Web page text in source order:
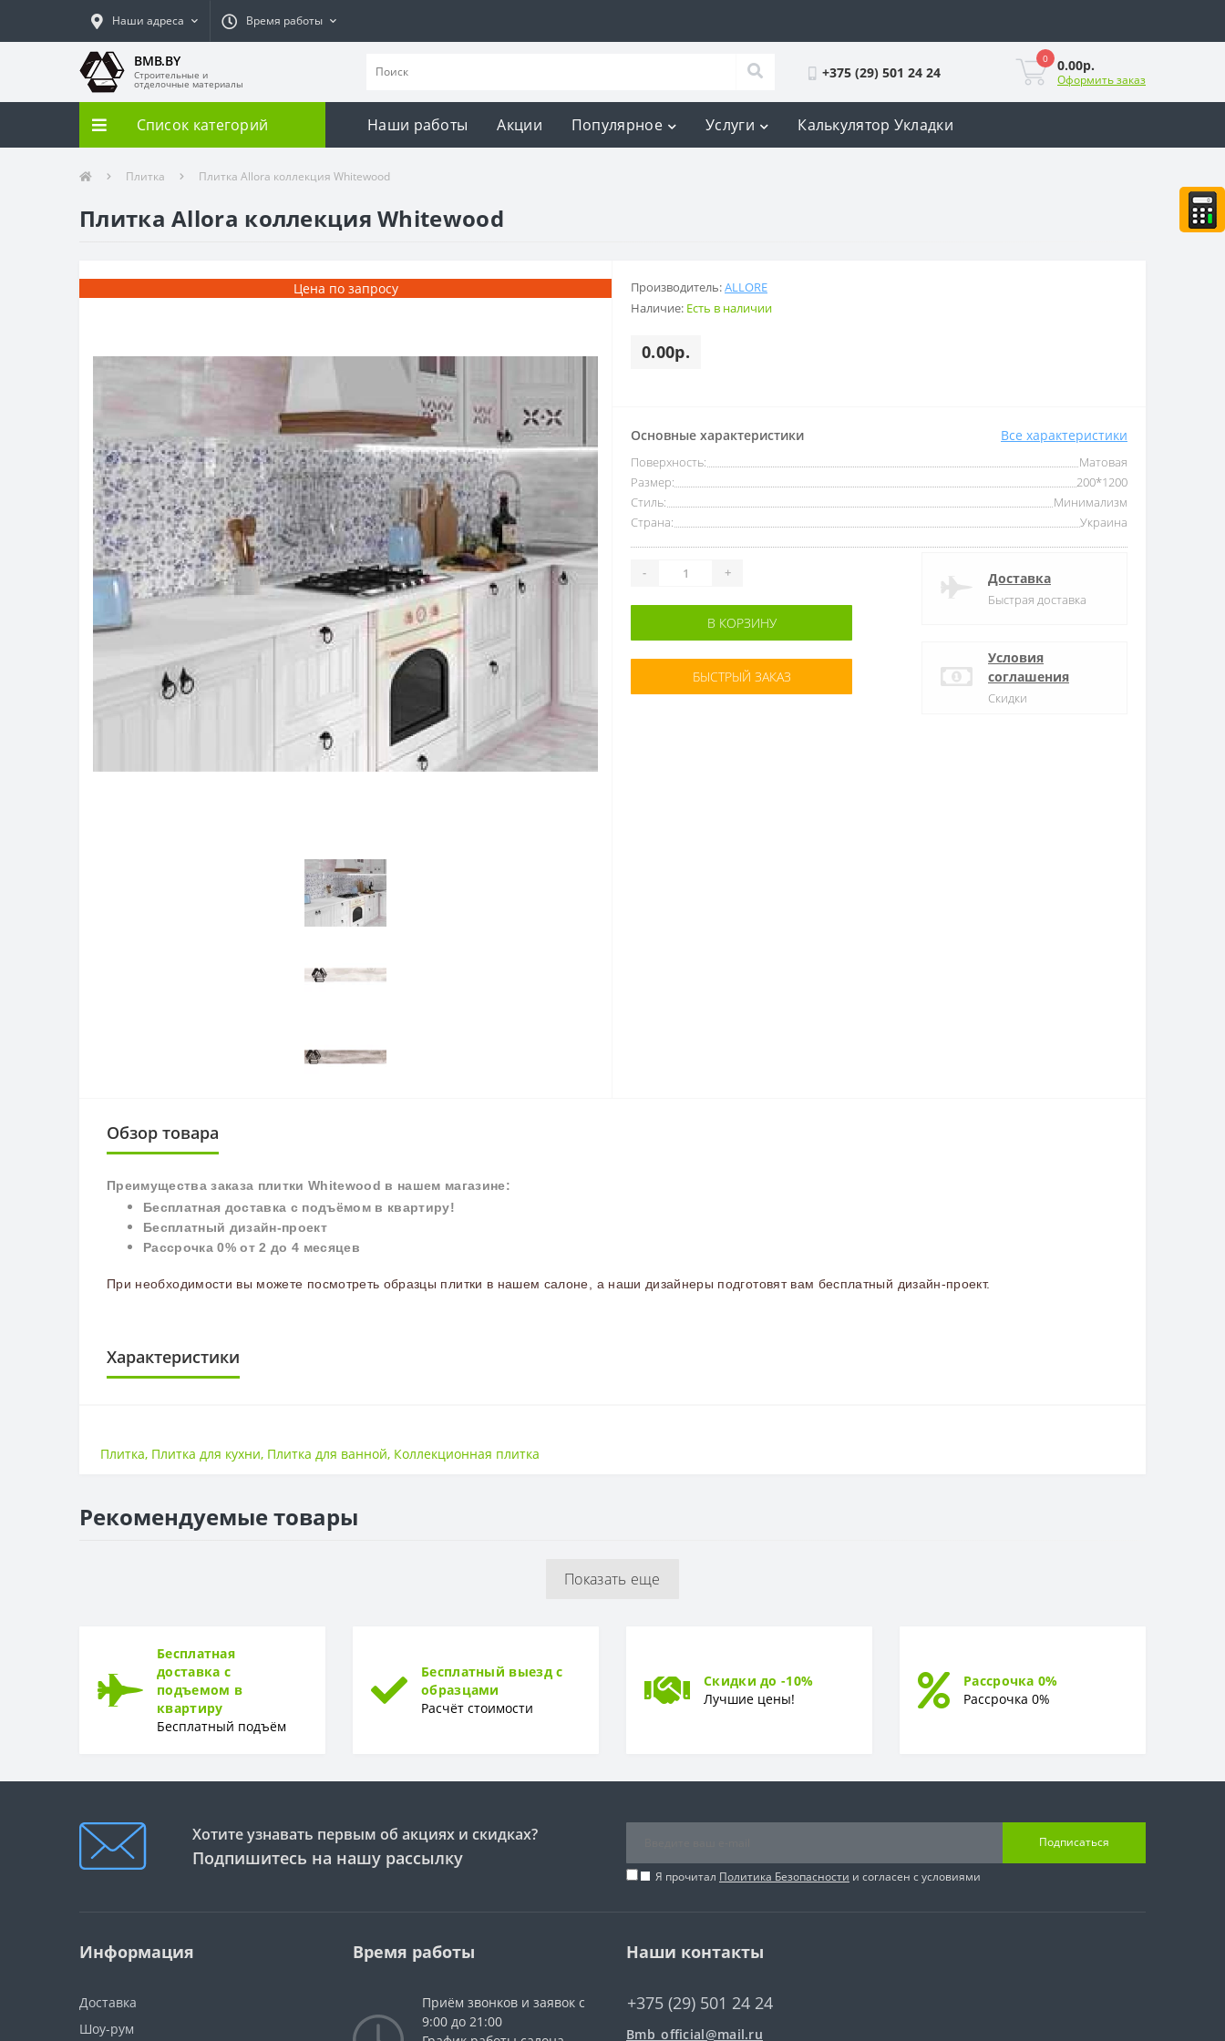
Наши адреса Время работы
BMB.BY
Строительные и
отделочные материалы
+375 (29) 501 24 24
0 0.00р.
Оформить заказ
Список категорий Наши работы Акции Популярное Услуги Калькулятор Укладки
Плитка Плитка Allora коллекция Whitewood
Плитка Allora коллекция Whitewood
Цена по запросу Производитель:ALLORE
Наличие: Есть в наличии
0.00р.
Основные характеристики Все характеристики
Поверхность:
Матовая
Размер:
200*1200
Стиль:
Минимализм
Страна:
Украина
- +
В КОРЗИНУ
БЫСТРЫЙ ЗАКАЗ
Доставка
Быстрая доставка
Условия
соглашения
Скидки
Обзор товара
Преимущества заказа плиткиWhitewood в нашем магазине:
Бесплатная доставка с подъёмом в квартиру!
Бесплатный дизайн-проект
Рассрочка 0% от 2 до 4 месяцев
При необходимости вы можете посмотреть образцы плитки в нашем салоне, а наши дизайнеры подготовят вам бесплатный дизайн-проект.
Характеристики
Размер
Плитка, Плитка для кухни, Плитка для ванной, Коллекционная плитка
Рекомендуемые товары
Показать еще
Бесплатная
доставка с
подъемом в
квартиру
Бесплатный подъём
Бесплатный выезд с
образцами
Расчёт стоимости
Скидки до -10%
Лучшие цены!
Рассрочка 0%
Рассрочка 0%
Хотите узнавать первым об акциях и скидках?
Подпишитесь на нашу рассылку
Подписаться
Я прочитал Политика Безопасности и согласен с условиями
Информация
Доставка
Шоу-рум
Время работы
Приём звонков и заявок с
9:00 до 21:00
Наши контакты
+375 (29) 501 24 24
Bmb_official@mail.ru